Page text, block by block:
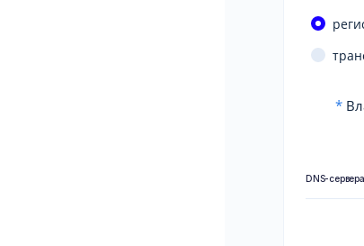
*
DNS-сервера